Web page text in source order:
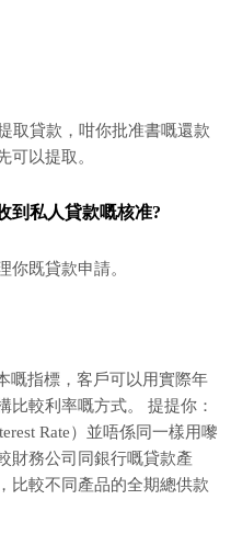
取貸款，咁你批准書嘅還款
可以提取。
到私人貸款嘅核准?
你既貸款申請。
嘅指標，客戶可以用實際年
比較利率嘅方式。 提提你：
Rate）並唔係同一樣用嚟
財務公司同銀行嘅貸款產
比較不同產品的全期總供款